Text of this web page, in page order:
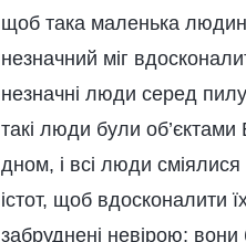
щоб така маленька
незначний міг
незначні люди серед
такі люди були
дном, і всі люди
істот, щоб вдосконалити
забруднені невірою; вони